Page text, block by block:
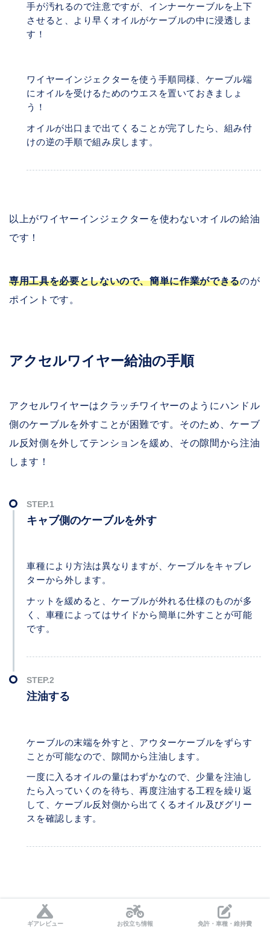
手が汚れるので注意ですが、インナーケーブルを上下
させると、より早くオイルがケーブルの中に浸透しま
す！
ワイヤーインジェクターを使う手順同様、ケーブル端
にオイルを受けるためのウエスを置いておきましょ
う！
オイルが出口まで出てくることが完了したら、組み付
けの逆の手順で組み戻します。
以上がワイヤーインジェクターを使わないオイルの給油
です！
専用工具を必要としないので、簡単に作業ができるのが
ポイントです。
アクセルワイヤー給油の手順
アクセルワイヤーはクラッチワイヤーのようにハンドル
側のケーブルを外すことが困難です。そのため、ケーブ
ル反対側を外してテンションを緩め、その隙間から注油
します！
キャブ側のケーブルを外す
車種により方法は異なりますが、ケーブルをキャブレ
ターから外します。
ナットを緩めると、ケーブルが外れる仕様のものが多
く、車種によってはサイドから簡単に外すことが可能
です。
注油する
ケーブルの末端を外すと、アウターケーブルをずらす
ことが可能なので、隙間から注油します。
一度に入るオイルの量はわずかなので、少量を注油し
たら入っていくのを待ち、再度注油する工程を繰り返
して、ケーブル反対側から出てくるオイル及びグリー
スを確認します。
クラッチワイヤーへ給油しないと起こ
ギアレビュー お役立ち情報 免許・車種・維持費